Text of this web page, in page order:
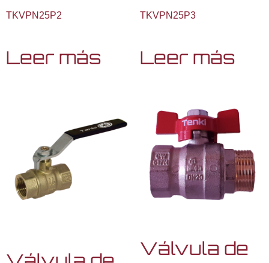
TKVPN25P2
Leer más
TKVPN25P3
Leer más
Válvula de